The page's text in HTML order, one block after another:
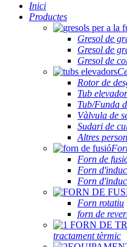
Inici
Productes
Gresol de
Gresol de
Gresol de
Rotor de
Tub elevador
Tub/Funda
Vàlvula de
Sudari de
Altres
Forn de
Forn
Forn
Forn rotatiu
forn de
tractament tèrmic